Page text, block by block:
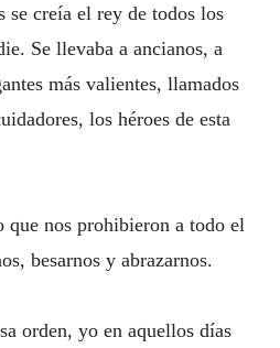
se creía el rey de todos los
Se llevaba a ancianos, a
más valientes, llamados
los héroes de esta
que nos prohibieron a todo el
besarnos y abrazarnos.
orden, yo en aquellos días